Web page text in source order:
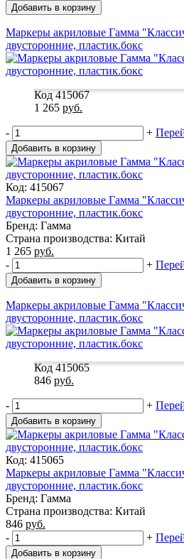
Добавить в корзину
Маркеры акриловые Гамма
двусторонние, пластик.бокс
Код 415067
1 265 руб.
- +
Добавить в корзину
Код: 415067
Маркеры акриловые Гамма
двусторонние, пластик.бокс
Бренд: Гамма
Страна производства: Китай
1 265 руб.
-
+
Добавить в корзину
Маркеры акриловые Гамма
двусторонние, пластик.бокс
Код 415065
846 руб.
- +
Добавить в корзину
Код: 415065
Маркеры акриловые Гамма
двусторонние, пластик.бокс
Бренд: Гамма
Страна производства: Китай
846 руб.
-
+
Добавить в корзину